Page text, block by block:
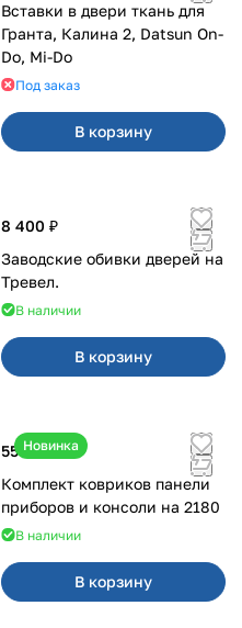
Вставки в двери ткань для
Гранта, Калина 2, Datsun On-
Do, Mi-Do
Под заказ
В корзину
8 400 ₽
Заводские обивки дверей на
Тревел.
В наличии
В корзину
Новинка
550 ₽
Комплект ковриков панели
приборов и консоли на 2180
В наличии
В корзину